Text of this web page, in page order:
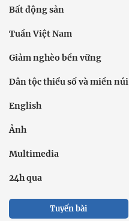
Bất động sản
Tuần Việt Nam
Giảm nghèo bền vững
Dân tộc thiểu số và miền núi
English
Ảnh
Multimedia
24h qua
Tuyến bài